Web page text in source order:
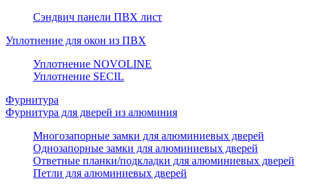
Сэндвич панели ПВХ лист
Уплотнение для окон из ПВХ
Уплотнение NOVOLINE
Уплотнение SECIL
Фурнитура
Фурнитура для дверей из алюминия
Многозапорные замки для алюминиевых дверей
Однозапорные замки для алюминиевых дверей
Ответные планки/подкладки для алюминиевых дверей
Петли для алюминиевых дверей